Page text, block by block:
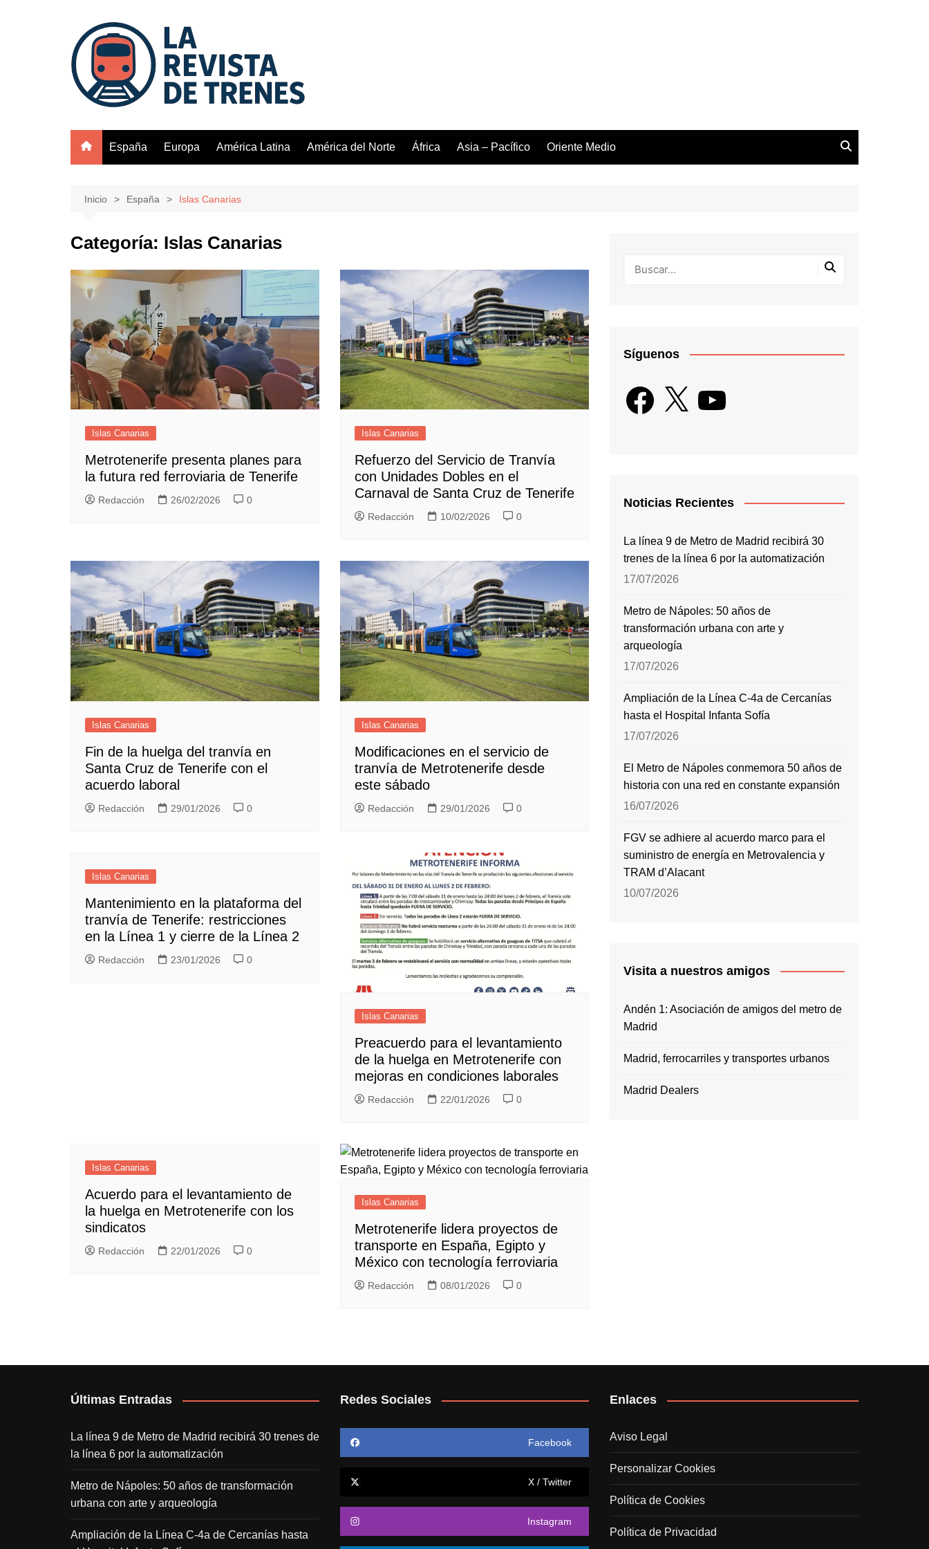
España Europa América Latina América del Norte África Asia – Pacífico Oriente Medio
Inicio España Islas Canarias
Categoría: Islas Canarias
Islas Canarias
Metrotenerife presenta planes para
la futura red ferroviaria de Tenerife
Redacción 26/02/2026 0
Islas Canarias
Refuerzo del Servicio de Tranvía
con Unidades Dobles en el
Carnaval de Santa Cruz de Tenerife
Redacción 10/02/2026 0
Islas Canarias
Fin de la huelga del tranvía en
Santa Cruz de Tenerife con el
acuerdo laboral
Redacción 29/01/2026 0
Islas Canarias
Modificaciones en el servicio de
tranvía de Metrotenerife desde
este sábado
Redacción 29/01/2026 0
Islas Canarias
Mantenimiento en la plataforma del
tranvía de Tenerife: restricciones
en la Línea 1 y cierre de la Línea 2
Redacción 23/01/2026 0
Islas Canarias
Preacuerdo para el levantamiento
de la huelga en Metrotenerife con
mejoras en condiciones laborales
Redacción 22/01/2026 0
Islas Canarias
Acuerdo para el levantamiento de
la huelga en Metrotenerife con los
sindicatos
Redacción 22/01/2026 0
Islas Canarias
Metrotenerife lidera proyectos de
transporte en España, Egipto y
México con tecnología ferroviaria
Redacción 08/01/2026 0
Síguenos
Facebook
X YouTube
Noticias Recientes
La línea 9 de Metro de Madrid recibirá 30
trenes de la línea 6 por la automatización
17/07/2026
Metro de Nápoles: 50 años de
transformación urbana con arte y
arqueología
17/07/2026
Ampliación de la Línea C-4a de Cercanías
hasta el Hospital Infanta Sofía
17/07/2026
El Metro de Nápoles conmemora 50 años de
historia con una red en constante expansión
16/07/2026
FGV se adhiere al acuerdo marco para el
suministro de energía en Metrovalencia y
TRAM d’Alacant
10/07/2026
Visita a nuestros amigos
Andén 1: Asociación de amigos del metro de
Madrid
Madrid, ferrocarriles y transportes urbanos
Madrid Dealers
Últimas Entradas
La línea 9 de Metro de Madrid recibirá 30 trenes de
la línea 6 por la automatización
Metro de Nápoles: 50 años de transformación
urbana con arte y arqueología
Ampliación de la Línea C-4a de Cercanías hasta
Redes Sociales
Facebook
X / Twitter
Instagram
Enlaces
Aviso Legal
Personalizar Cookies
Política de Cookies
Política de Privacidad